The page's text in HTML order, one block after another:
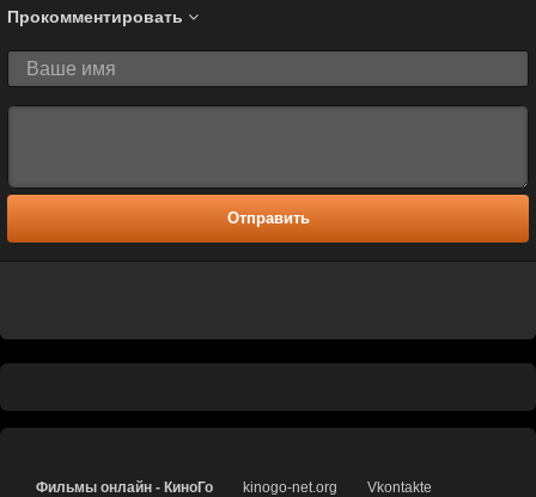
Прокомментировать
Отправить
Фильмы онлайн - КиноГо kinogo-net.org Vkontakte